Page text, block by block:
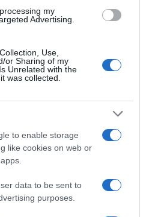
my
Advertising.
Use,
or Sharing of my
Unrelated with the
was collected.
to enable storage
like cookies on web or
data to be sent to
purposes.
,tojás,torok,pita